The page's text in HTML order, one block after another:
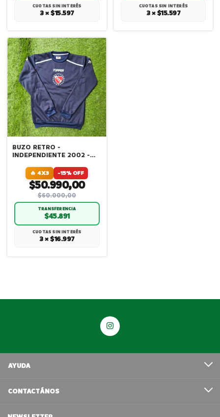
CUOTAS SIN INTERÉS
3 × $15.597
CUOTAS SIN INTERÉS
3 × $15.597
BUZO RETRO -
INDEPENDIENTE 2002 -
🔥 4X3 -15% OFF
$50.990,00
$60.000,00
TRANSFERENCIA
$45.891
CUOTAS SIN INTERÉS
3 × $16.997
AYUDA
CONTACTÁNOS